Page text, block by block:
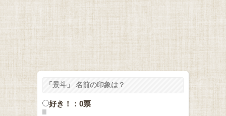
「景斗」 名前の印象は？
好き！：0票